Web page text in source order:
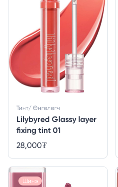
Lilybyred Glassy layer
fixing tint 01
Тинт/ Өнгөлөгч
28,000₮
Шинэ